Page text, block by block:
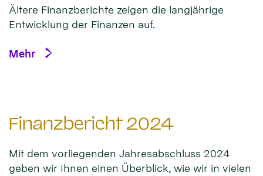
Ältere Finanzberichte zeigen die langjährige
Entwicklung der Finanzen auf.
Mehr
Finanzbericht 2024
Mit dem vorliegenden Jahresabschluss 2024
geben wir Ihnen einen Überblick, wie wir in vielen